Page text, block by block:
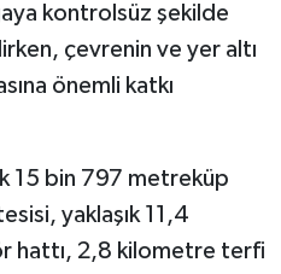
kontrolsüz şekilde
çevrenin ve yer altı
önemli katkı
15 bin 797 metreküp
yaklaşık 11,4
hattı, 2,8 kilometre terfi